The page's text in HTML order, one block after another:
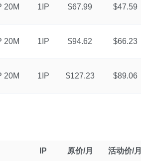
20M 1IP $67.99 $47.59
20M 1IP $94.62 $66.23
20M 1IP $127.23 $89.06
IP 原价/月 活动价/